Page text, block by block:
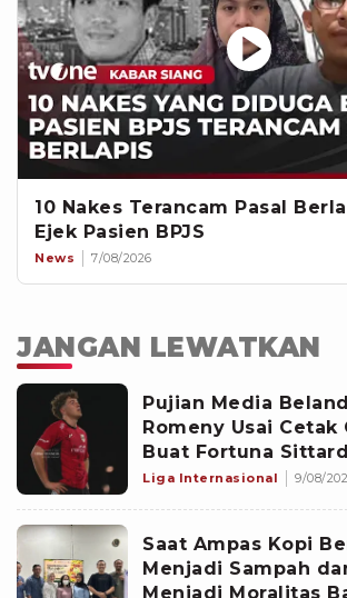
10 Nakes Terancam Pasal
Ejek Pasien BPJS
News 7/08/2026
JANGAN LEWATKAN
Pujian Media
Romeny Usai Cetak
Buat Fortuna
Eredivisie:
Liga Internasional 9/08/
Saat Ampas Kopi
Menjadi Sampah
Menjadi Moralitas